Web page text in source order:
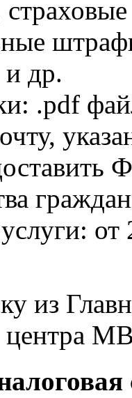
др.
.pdf
от
из
центра